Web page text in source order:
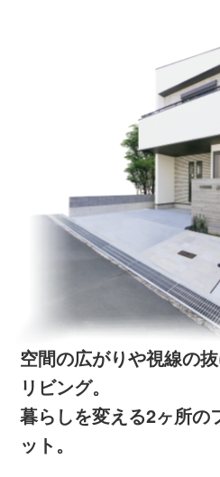
空間の広がりや視線の
リビング。
暮らしを変える2ヶ所の
ット。